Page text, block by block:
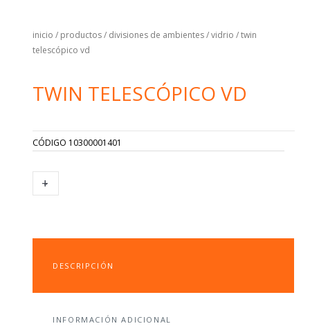
inicio / productos/ divisiones de ambientes/vidrio / twin
telescópico vd
TWIN TELESCÓPICO VD
CÓDIGO 10300001401
-
TWIN
TELESCÓPICO
+
DESCRIPCIÓN
INFORMACIÓN ADICIONAL